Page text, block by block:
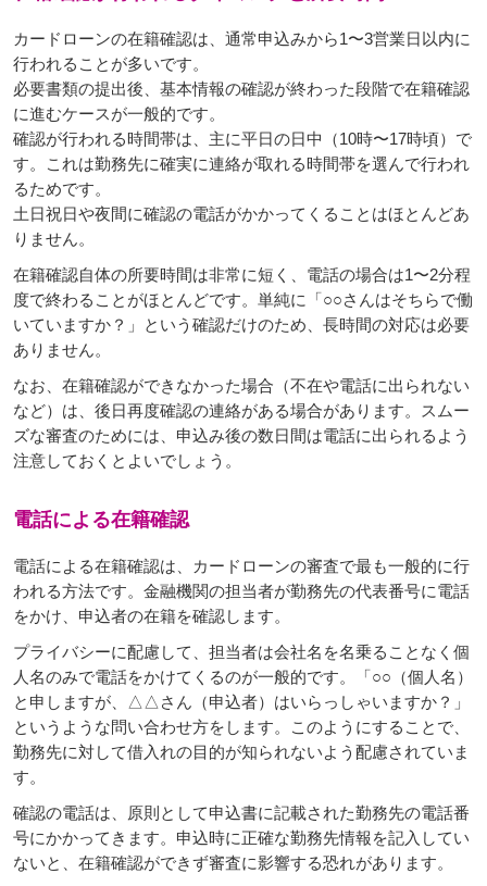
カードローンの在籍確認は、通常申込みから1〜3営業日以内に
行われることが多いです。
必要書類の提出後、基本情報の確認が終わった段階で在籍確認
に進むケースが一般的です。
確認が行われる時間帯は、主に平日の日中（10時〜17時頃）で
す。これは勤務先に確実に連絡が取れる時間帯を選んで行われ
るためです。
土日祝日や夜間に確認の電話がかかってくることはほとんどあ
りません。
在籍確認自体の所要時間は非常に短く、電話の場合は1〜2分程
度で終わることがほとんどです。単純に「○○さんはそちらで働
いていますか？」という確認だけのため、長時間の対応は必要
ありません。
なお、在籍確認ができなかった場合（不在や電話に出られない
など）は、後日再度確認の連絡がある場合があります。スムー
ズな審査のためには、申込み後の数日間は電話に出られるよう
注意しておくとよいでしょう。
電話による在籍確認
電話による在籍確認は、カードローンの審査で最も一般的に行
われる方法です。金融機関の担当者が勤務先の代表番号に電話
をかけ、申込者の在籍を確認します。
プライバシーに配慮して、担当者は会社名を名乗ることなく個
人名のみで電話をかけてくるのが一般的です。「○○（個人名）
と申しますが、△△さん（申込者）はいらっしゃいますか？」
というような問い合わせ方をします。このようにすることで、
勤務先に対して借入れの目的が知られないよう配慮されていま
す。
確認の電話は、原則として申込書に記載された勤務先の電話番
号にかかってきます。申込時に正確な勤務先情報を記入してい
ないと、在籍確認ができず審査に影響する恐れがあります。